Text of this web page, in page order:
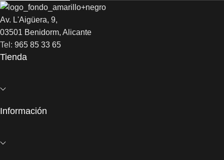
Av. L'Aigüera, 9,
03501 Benidorm, Alicante
Tel: 965 85 33 65
Tienda
Información